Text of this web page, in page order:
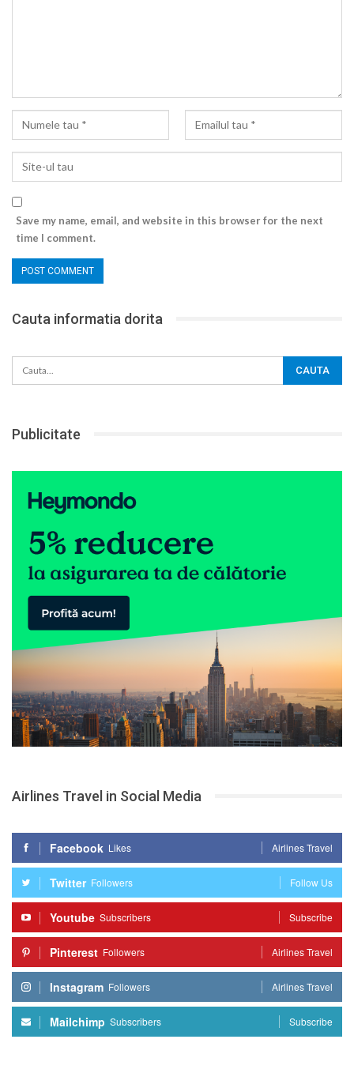
Save my name, email, and website in this browser for the next
time I comment.
Cauta informatia dorita
Publicitate
Airlines Travel in Social Media
Facebook Likes Airlines Travel
Twitter Followers Follow Us
Youtube Subscribers Subscribe
Pinterest Followers Airlines Travel
Instagram Followers Airlines Travel
Mailchimp Subscribers Subscribe